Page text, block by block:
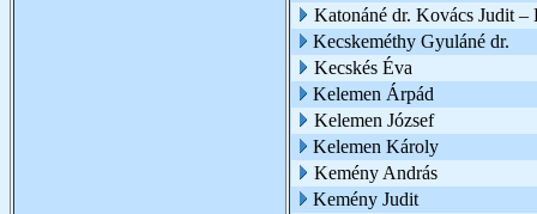
Katonáné dr. Kovács Judit
Kecskeméthy Gyuláné dr.
Kecskés Éva
Kelemen Árpád
Kelemen József
Kelemen Károly
Kemény András
Kemény Judit